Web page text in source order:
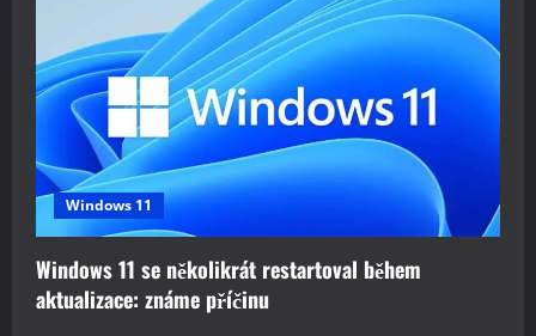
g
a
t
i
o
n
Windows 11
Windows 11 se několikrát restartoval během
aktualizace: známe příčinu